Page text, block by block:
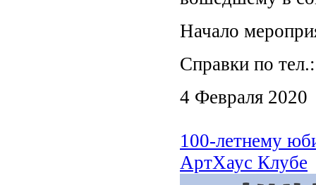
Начало
Справки по
4 Февраля 2020
100-летнему
АртХаус Клубе